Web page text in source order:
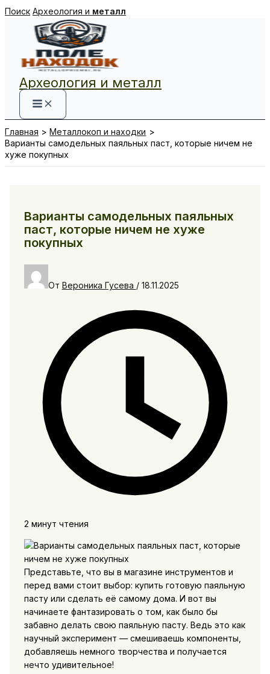
Перейти
содержимому
Поиск Археология и металл
Археология и металл
Главная
Металлокоп и находки
Варианты самодельных паяльных паст, которые ничем не
хуже покупных
Варианты самодельных паяльных
паст, которые ничем не хуже
покупных
От Вероника Гусева / 18.11.2025
2 минут чтения
Представьте, что вы в магазине инструментов и
перед вами стоит выбор: купить готовую паяльную
пасту или сделать её самому дома. И вот вы
начинаете фантазировать о том, как было бы
забавно делать свою паяльную пасту. Ведь это как
научный эксперимент — смешиваешь компоненты,
добавляешь немного творчества и получается
нечто удивительное!